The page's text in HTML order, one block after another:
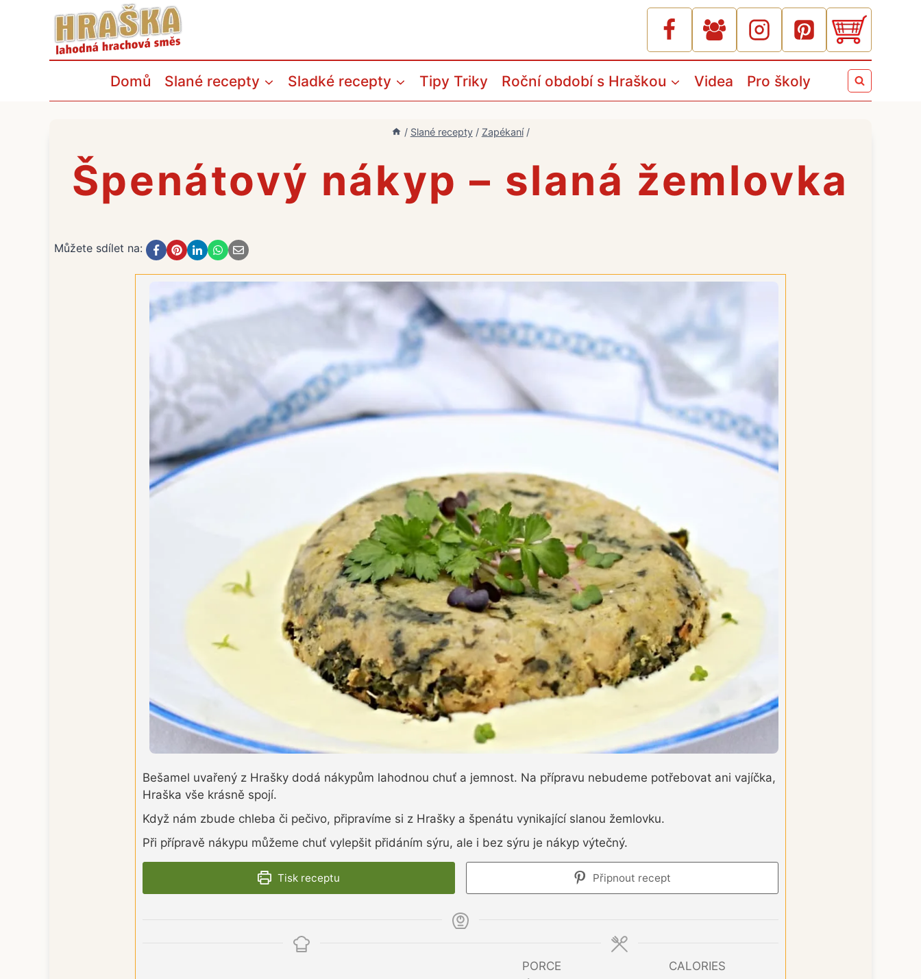
Domů Slané recepty Sladké recepty Tipy Triky Roční období s Hraškou Videa Pro školy
/ Slané recepty / Zapékaní /
Špenátový nákyp – slaná žemlovka
Můžete sdílet na:
Bešamel uvařený z Hrašky dodá nákypům lahodnou chuť a jemnost. Na přípravu nebudeme potřebovat ani vajíčka,
Hraška vše krásně spojí.
Když nám zbude chleba či pečivo, připravíme si z Hrašky a špenátu vynikající slanou žemlovku.
Při přípravě nákypu můžeme chuť vylepšit přidáním sýru, ale i bez sýru je nákyp výtečný.
Tisk receptu Připnout recept
PORCE
CALORIES